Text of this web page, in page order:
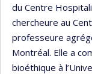
du Centre
chercheure au
professeure
Montréal. Elle a
bioéthique à